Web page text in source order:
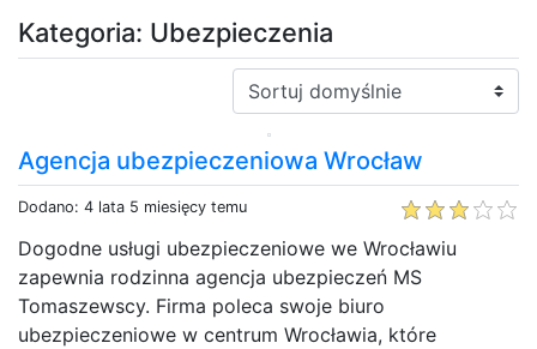
Kategoria: Ubezpieczenia
Sortuj:
Agencja ubezpieczeniowa Wrocław
Dodano: 4 lata 5 miesięcy temu
Dogodne usługi ubezpieczeniowe we Wrocławiu
zapewnia rodzinna agencja ubezpieczeń MS
Tomaszewscy. Firma poleca swoje biuro
ubezpieczeniowe w centrum Wrocławia, które